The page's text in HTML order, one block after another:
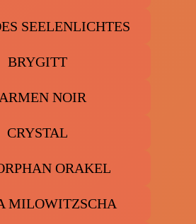
SEELENLICHTES
BRYGITT
NOIR
CRYSTAL
ORAKEL
MILOWITZSCHA